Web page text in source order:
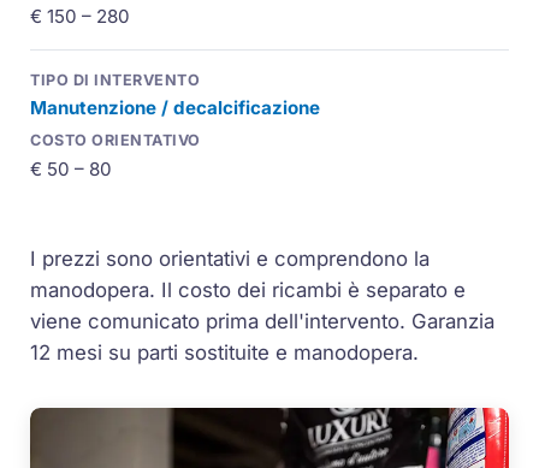
€ 150 – 280
Manutenzione / decalcificazione
€ 50 – 80
I prezzi sono orientativi e comprendono la
manodopera. Il costo dei ricambi è separato e
viene comunicato prima dell'intervento. Garanzia
12 mesi su parti sostituite e manodopera.